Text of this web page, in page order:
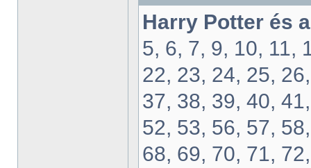
Harry Potter és
5, 6, 7, 9, 10, 11,
22, 23, 24, 25,
37, 38, 39, 40,
52, 53, 56, 57,
68, 69, 70, 71,